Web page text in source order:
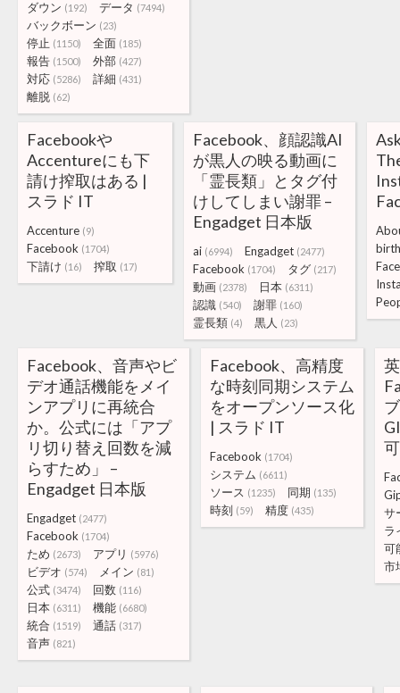
ダウン (192) データ (7494)
バックボーン (23)
停止 (1150) 全面 (185)
報告 (1500) 外部 (427)
対応 (5286) 詳細 (431)
離脱 (62)
Facebookや
Accentureにも下
請け搾取はある |
スラド IT
Accenture (9)
Facebook (1704)
下請け (16) 搾取 (17)
Facebook、顔認識AI
が黒人の映る動画に
「霊長類」とタグ付
けしてしまい謝罪 –
Engadget 日本版
ai (6994) Engadget (2477)
Facebook (1704) タグ (217)
動画 (2378) 日本 (6311)
認識 (540) 謝罪 (160)
霊長類 (4) 黒人 (23)
Facebook、音声やビ
デオ通話機能をメイ
ンアプリに再統合
か。公式には「アプ
リ切り替え回数を減
らすため」 –
Engadget 日本版
Engadget (2477)
Facebook (1704)
ため (2673) アプリ (5976)
ビデオ (574) メイン (81)
公式 (3474) 回数 (116)
日本 (6311) 機能 (6680)
統合 (1519) 通話 (317)
音声 (821)
Facebook、高精度
な時刻同期システム
をオープンソース化
| スラド IT
Facebook (1704)
システム (6611)
ソース (1235) 同期 (135)
時刻 (59) 精度 (435)
サ
ラ
可
市